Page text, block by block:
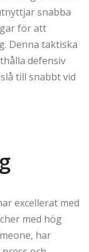
snabba
för att
Denna taktiska
defensiv
till snabbt vid
excellerat med
med hög
har